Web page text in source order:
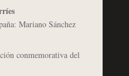
Mariano Sánchez
conmemorativa del